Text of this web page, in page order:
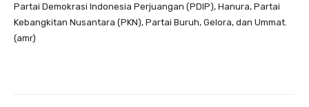
Partai Demokrasi Indonesia Perjuangan (PDIP), Hanura, Partai
Kebangkitan Nusantara (PKN), Partai Buruh, Gelora, dan Ummat.
(amr)